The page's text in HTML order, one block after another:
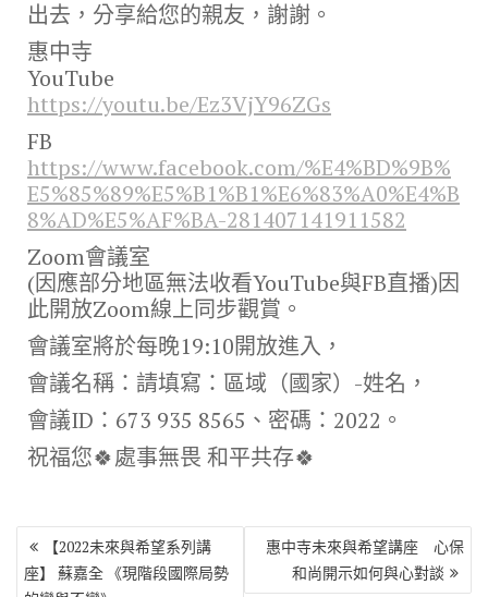
出去，分享給您的親友，謝謝。
惠中寺
YouTube
https://youtu.be/Ez3VjY96ZGs
FB
https://www.facebook.com/%E4%BD%9B%
E5%85%89%E5%B1%B1%E6%83%A0%E4%B
8%AD%E5%AF%BA-281407141911582
Zoom會議室
(因應部分地區無法收看YouTube與FB直播)因
此開放Zoom線上同步觀賞。
會議室將於每晚19:10開放進入，
會議名稱：請填寫：區域（國家）-姓名，
會議ID：673 935 8565、密碼：2022。
祝福您🍀處事無畏 和平共存🍀
文
章
導
【2022未來與希望系列講
座】 蘇嘉全 《現階段國際局勢
惠中寺未來與希望講座 心保
和尚開示如何與心對談